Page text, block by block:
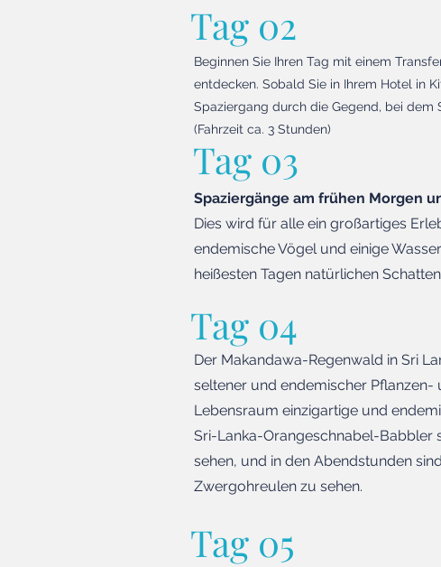
Tag 02
Beginnen Sie Ihren Tag mit einem
entdecken. Sobald Sie in Ihrem Hotel in
Spaziergang durch die Gegend, bei dem
(Fahrzeit ca. 3 Stunden)
Tag 03
Spaziergänge am frühen Morgen
Dies wird für alle ein großartiges
endemische Vögel und einige
heißesten Tagen natürlichen
Tag 04
Der Makandawa-Regenwald in Sri
seltener und endemischer
Lebensraum einzigartige und
Sri-Lanka-Orangeschnabel-Babbler
sehen, und in den Abendstunden
Zwergohreulen zu sehen.
Tag 05